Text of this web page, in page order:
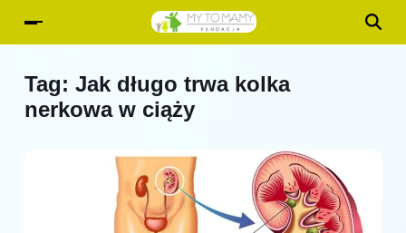
Tag: Jak długo trwa kolka
nerkowa w ciąży